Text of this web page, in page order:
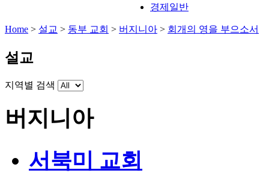
경제일반
Home > 설교 > 동부 교회 > 버지니아 > 회개의 영을 부으소서
설교
지역별 검색
버지니아
서북미 교회